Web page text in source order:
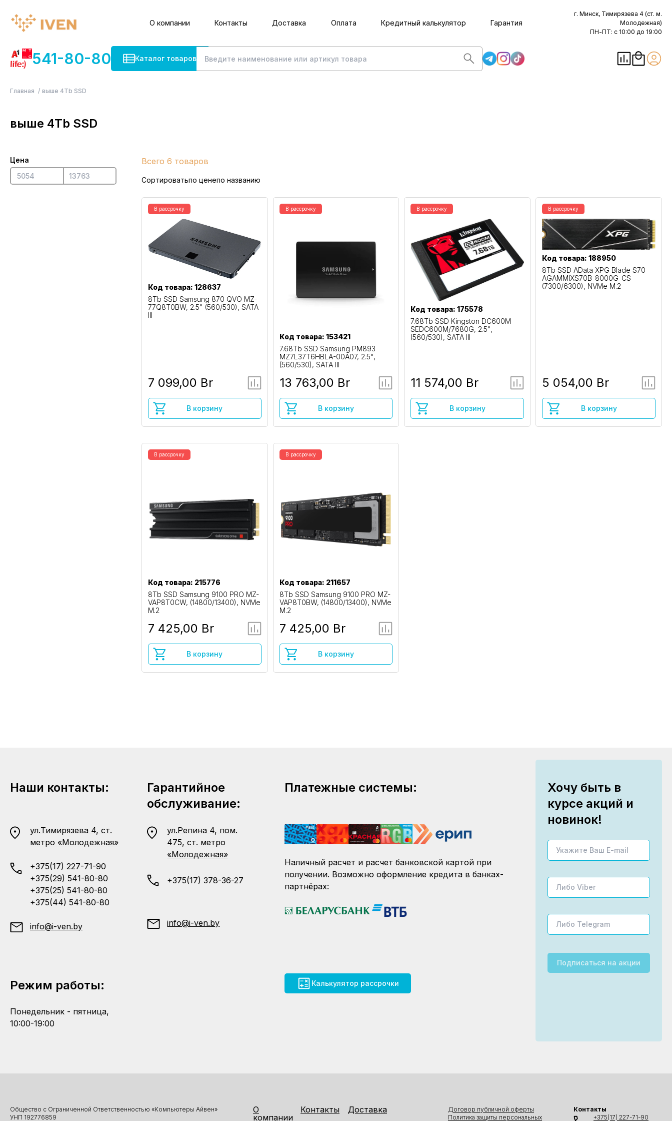
О компании Контакты Доставка Оплата Кредитный калькулятор Гарантия
г. Минск, Тимирязева 4 (ст. м.
Молодежная)
ПН-ПТ: с 10:00 до 19:00
541-80-80 Каталог товаров
Главная выше 4Tb SSD
выше 4Tb SSD
Цена Всего 6 товаров
Сортироватьпо ценепо названию
В рассрочку
Код товара: 128637
8Tb SSD Samsung 870 QVO MZ-
77Q8T0BW, 2.5" (560/530), SATA
III
7 099,00 Br
В корзину
В рассрочку
Код товара: 153421
7.68Tb SSD Samsung PM893
MZ7L37T6HBLA-00A07, 2.5",
(560/530), SATA III
13 763,00 Br
В корзину
В рассрочку
Код товара: 175578
7.68Tb SSD Kingston DC600M
SEDC600M/7680G, 2.5",
(560/530), SATA III
11 574,00 Br
В корзину
В рассрочку
Код товара: 188950
8Tb SSD AData XPG Blade S70
AGAMMIXS70B-8000G-CS
(7300/6300), NVMe M.2
5 054,00 Br
В корзину
В рассрочку
Код товара: 215776
8Tb SSD Samsung 9100 PRO MZ-
VAP8T0CW, (14800/13400), NVMe
M.2
7 425,00 Br
В корзину
В рассрочку
Код товара: 211657
8Tb SSD Samsung 9100 PRO MZ-
VAP8T0BW, (14800/13400), NVMe
M.2
7 425,00 Br
В корзину
Наши контакты:
ул.Тимирязева 4, ст.
метро «Молодежная»
+375(17) 227-71-90
+375(29) 541-80-80
+375(25) 541-80-80
+375(44) 541-80-80
info@i-ven.by
Гарантийное
обслуживание:
ул.Репина 4, пом.
475, ст. метро
«Молодежная»
+375(17) 378-36-27
info@i-ven.by
Платежные системы:
Наличный расчет и расчет банковской картой при
получении. Возможно оформление кредита в банках-
партнёрах:
Режим работы:
Понедельник - пятница,
10:00-19:00
Калькулятор рассрочки
Хочу быть в
курсе акций и
новинок!
Подписаться на акции
Общество с Ограниченной Ответственностью «Компьютеры Айвен»
УНП 192776859
О
компании
Контакты Доставка
Договор публичной оферты
Политика защиты персональных
Контакты
+375(17) 227-71-90